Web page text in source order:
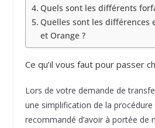
Quels sont les différents
Quelles sont les différences
et Orange ?
Ce qu’il vous faut pour passer
Lors de votre demande de
une simplification de la
recommandé d’avoir à portée de